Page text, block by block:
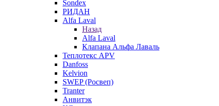
Sondex
РИДАН
Alfa Laval
Назад
Alfa Laval
Клапана Альфа Лаваль
Теплотекс APV
Danfoss
Kelvion
SWEP (Росвеп)
Tranter
Анвитэк